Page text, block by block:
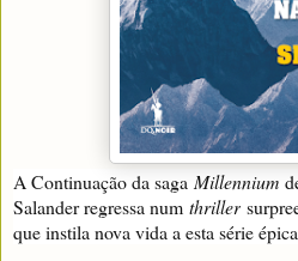
A Continuação da saga Millennium
Salander regressa num thriller
que instila nova vida a esta série